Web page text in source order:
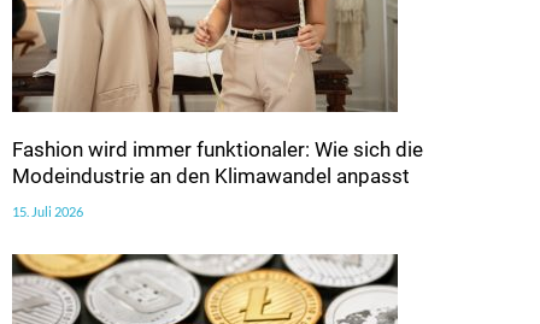
Fashion wird immer funktionaler: Wie sich die
Modeindustrie an den Klimawandel anpasst
15. Juli 2026